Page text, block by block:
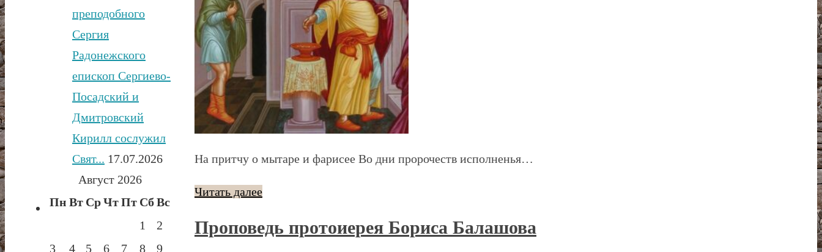
На притчу о мытаре и фарисее Во дни пророчеств исполненья…
Читать далее
Проповедь протоиерея Бориса Балашова
преподобного
Сергия
Радонежского
епископ Сергиево-
Посадский и
Дмитровский
Кирилл сослужил
Свят... 17.07.2026
Август 2026
Пн Вт СрЧтПт СбВс
1
2
3
4 5 6 7 8 9